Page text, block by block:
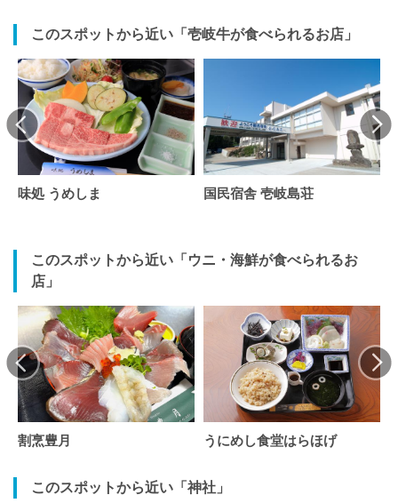
このスポットから近い「壱岐牛が食べられるお店」
味処 うめしま 国民宿舎 壱岐島荘
このスポットから近い「ウニ・海鮮が食べられるお
店」
割烹豊月 うにめし食堂はらほげ
このスポットから近い「神社」